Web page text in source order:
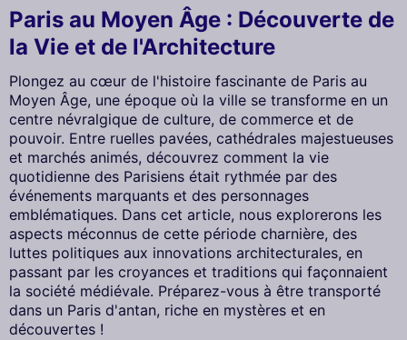
Paris au Moyen Âge : Découverte de
la Vie et de l'Architecture
Plongez au cœur de l'histoire fascinante de Paris au
Moyen Âge, une époque où la ville se transforme en un
centre névralgique de culture, de commerce et de
pouvoir. Entre ruelles pavées, cathédrales majestueuses
et marchés animés, découvrez comment la vie
quotidienne des Parisiens était rythmée par des
événements marquants et des personnages
emblématiques. Dans cet article, nous explorerons les
aspects méconnus de cette période charnière, des
luttes politiques aux innovations architecturales, en
passant par les croyances et traditions qui façonnaient
la société médiévale. Préparez-vous à être transporté
dans un Paris d'antan, riche en mystères et en
découvertes !